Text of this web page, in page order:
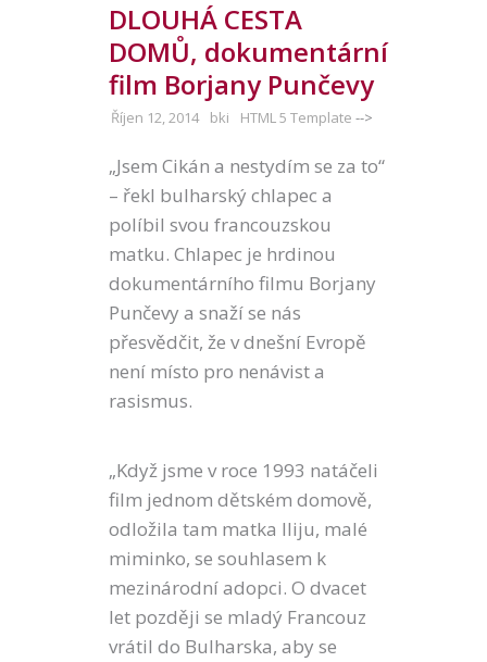
DLOUHÁ CESTA
DOMŮ, dokumentární
film Borjany Punčevy
Říjen 12, 2014 bki HTML 5 Template -->
„Jsem Cikán a nestydím se za to“
– řekl bulharský chlapec a
políbil svou francouzskou
matku. Chlapec je hrdinou
dokumentárního filmu Borjany
Punčevy a snaží se nás
přesvědčit, že v dnešní Evropě
není místo pro nenávist a
rasismus.
„Když jsme v roce 1993 natáčeli
film jednom dětském domově,
odložila tam matka Iliju, malé
miminko, se souhlasem k
mezinárodní adopci. O dvacet
let později se mladý Francouz
vrátil do Bulharska, aby se